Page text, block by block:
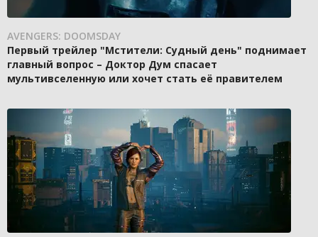
AVENGERS: DOOMSDAY
Первый трейлер "Мстители: Судный день" поднимает
главный вопрос – Доктор Дум спасает
мультивселенную или хочет стать её правителем